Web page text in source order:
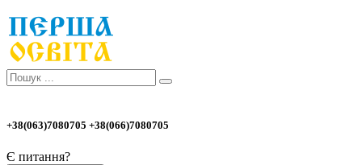
+38(063)7080705 +38(066)7080705
Є питання?